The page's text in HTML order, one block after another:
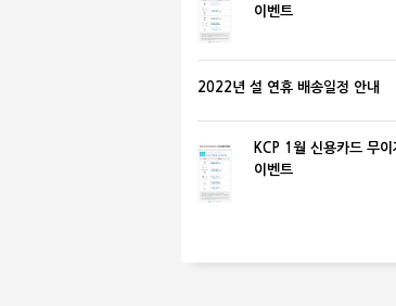
이벤트
2022년 설 연휴 배송일정 안내
KCP 1월 신용카드 무이
이벤트